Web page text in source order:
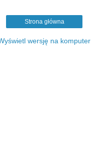
Strona główna
wersję na komputer